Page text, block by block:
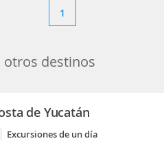
1
destinos
de Yucatán
Excursiones de un día